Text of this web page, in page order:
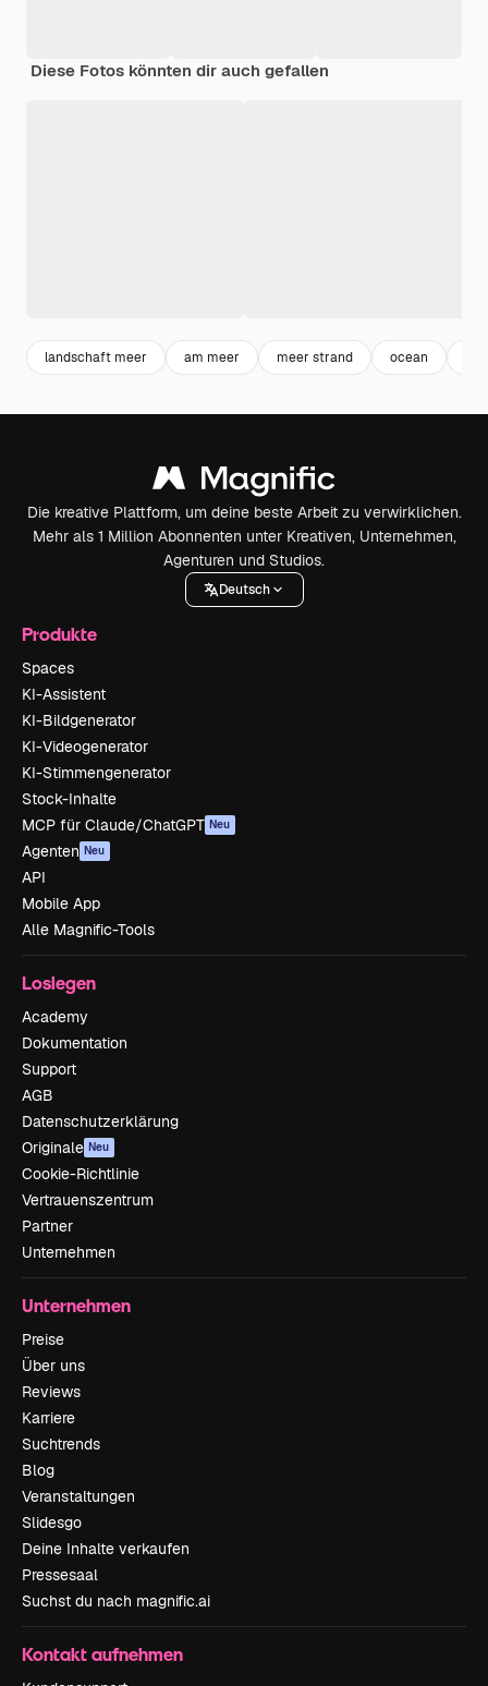
Diese Fotos könnten dir auch gefallen
landschaft meer am meer meer strand ocean
Die kreative Plattform, um deine beste Arbeit zu verwirklichen.
Mehr als 1 Million Abonnenten unter Kreativen, Unternehmen,
Agenturen und Studios.
Deutsch
Produkte
Spaces
KI-Assistent
KI-Bildgenerator
KI-Videogenerator
KI-Stimmengenerator
Stock-Inhalte
MCP für Claude/ChatGPT Neu
Agenten Neu
API
Mobile App
Alle Magnific-Tools
Loslegen
Academy
Dokumentation
Support
AGB
Datenschutzerklärung
Originale Neu
Cookie-Richtlinie
Vertrauenszentrum
Partner
Unternehmen
Unternehmen
Preise
Über uns
Reviews
Karriere
Suchtrends
Blog
Veranstaltungen
Slidesgo
Deine Inhalte verkaufen
Pressesaal
Suchst du nach magnific.ai
Kontakt aufnehmen